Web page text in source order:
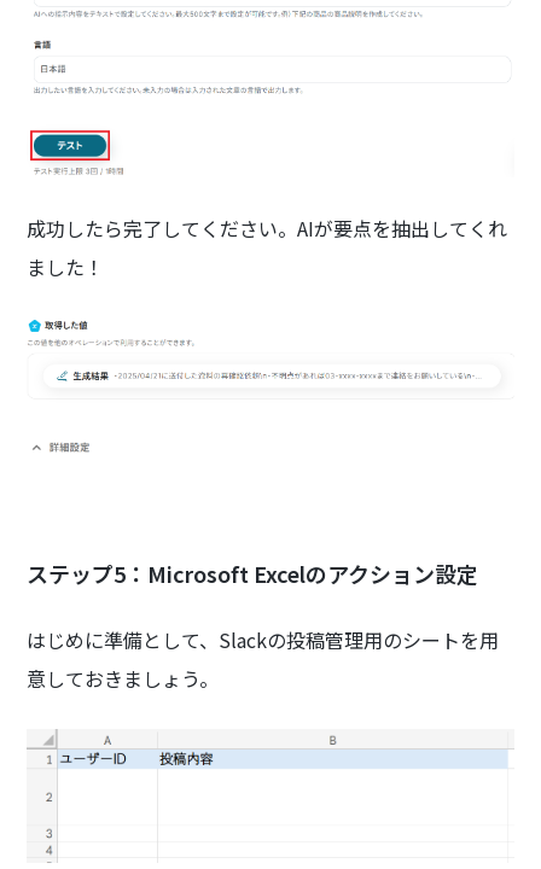
成功したら完了してください。AIが要点を抽出してくれ
ました！
ステップ5：Microsoft Excelのアクション設定
はじめに準備として、Slackの投稿管理用のシートを用
意しておきましょう。